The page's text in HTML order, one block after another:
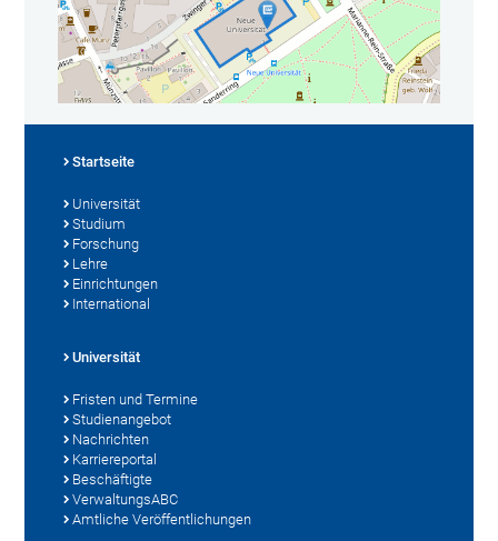
Startseite
Universität
Studium
Forschung
Lehre
Einrichtungen
International
Universität
Fristen und Termine
Studienangebot
Nachrichten
Karriereportal
Beschäftigte
VerwaltungsABC
Amtliche Veröffentlichungen